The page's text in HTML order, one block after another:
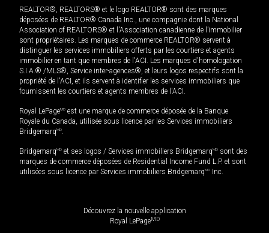
REALTOR®, REALTORS® et le logo REALTOR® sont des marques
déposées de REALTOR® Canada Inc., une compagnie dont la National
Association of REALTORS® et l'Association canadienne de l’immobilier
sont propriétaires. Les marques de commerce REALTOR® servent à
distinguer les services immobiliers offerts par les courtiers et agents
immobilier en tant que membres de l'ACI. Les marques d'homologation
S.I.A.® /MLS®, Service inter-agences®, et leurs logos respectifs sont la
propriété de l'ACI, et ils servent à identifier les services immobiliers que
fournissent les courtiers et agents membres de l'ACI.
Royal LePageMD est une marque de commerce déposée de la Banque
Royale du Canada, utilisée sous licence par les Services immobiliers
BridgemarqMD.
BridgemarqMD et ses logos / Services immobiliers BridgemarqMD sont des
marques de commerce déposées de Residential Income Fund L.P. et sont
utilisées sous licence par Services immobiliers BridgemarqMD Inc.
Découvrez la nouvelle application
Royal LePageMD